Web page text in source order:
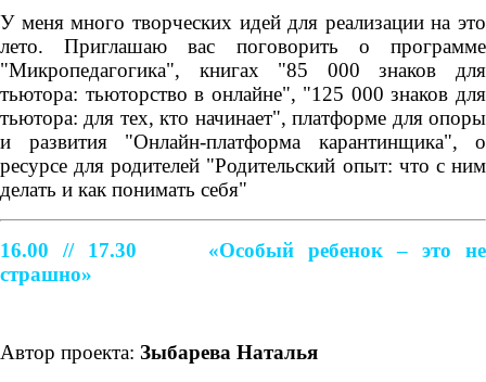
У меня много творческих идей для реализации на это
лето. Приглашаю вас поговорить о программе
"Микропедагогика", книгах "85 000 знаков для
тьютора: тьюторство в онлайне", "125 000 знаков для
тьютора: для тех, кто начинает", платформе для опоры
и развития "Онлайн-платформа карантинщика", о
ресурсе для родителей "Родительский опыт: что с ним
делать и как понимать себя"
16.00 // 17.30
«Особый ребенок – это не
страшно»
Автор проекта: Зыбарева Наталья